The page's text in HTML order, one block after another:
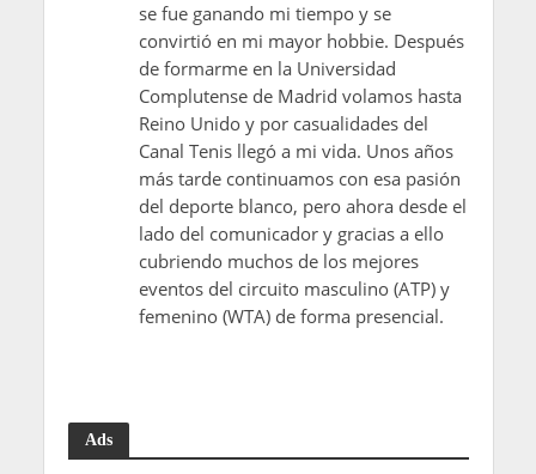
se fue ganando mi tiempo y se
convirtió en mi mayor hobbie. Después
de formarme en la Universidad
Complutense de Madrid volamos hasta
Reino Unido y por casualidades del
Canal Tenis llegó a mi vida. Unos años
más tarde continuamos con esa pasión
del deporte blanco, pero ahora desde el
lado del comunicador y gracias a ello
cubriendo muchos de los mejores
eventos del circuito masculino (ATP) y
femenino (WTA) de forma presencial.
Ads